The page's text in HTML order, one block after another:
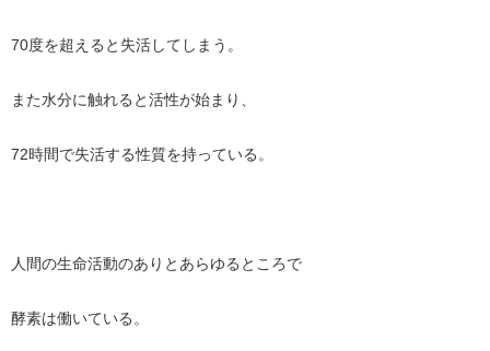
70度を超えると失活してしまう。
また水分に触れると活性が始まり、
72時間で失活する性質を持っている。
人間の生命活動のありとあらゆるところで
酵素は働いている。